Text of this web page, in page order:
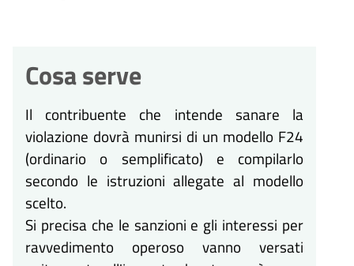
Cosa serve
Il contribuente che intende sanare la
violazione dovrà munirsi di un modello F24
(ordinario o semplificato) e compilarlo
secondo le istruzioni allegate al modello
scelto.
Si precisa che le sanzioni e gli interessi per
ravvedimento operoso vanno versati